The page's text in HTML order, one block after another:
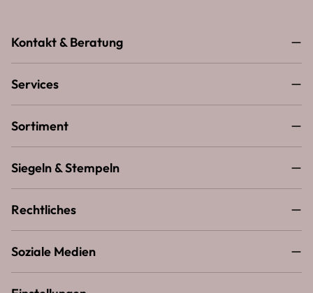
Kontakt & Beratung
Services
Sortiment
Siegeln & Stempeln
Rechtliches
Soziale Medien